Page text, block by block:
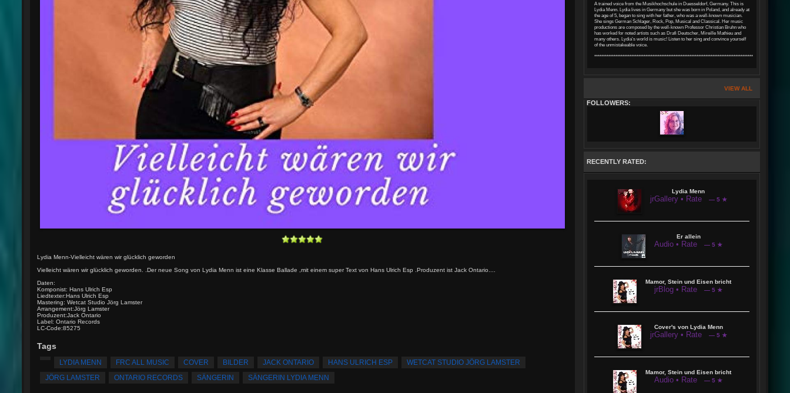
Lydia Menn-Vielleicht wären wir glücklich geworden
Vielleicht wären wir glücklich geworden. .Der neue Song von Lydia Menn ist eine Klasse Ballade ,mit einem super Text von Hans Ulrich Esp .Produzent ist Jack Ontario....
Daten:
Komponist: Hans Ulrich Esp
Liedtexter:Hans Ulrich Esp
Mastering: Wetcat Studio Jörg Lamster
Arrangement:Jörg Lamster
Produzent:Jack Ontario
Label: Ontario Records
LC-Code:85275
Tags
LYDIA MENN FRC ALL MUSIC COVER BILDER JACK ONTARIO HANS ULRICH ESP
WETCAT STUDIO JÖRG LAMSTER
JÖRG LAMSTER
ONTARIO RECORDS SÄNGERIN SÄNGERIN LYDIA MENN
A trained voice from the Musikhochschule in Duesseldorf, Germany. This is
Lydia Menn. Lydia lives in Germany but she was born in Poland, and already at
the age of 5, began to sing with her father, who was a well-known musician.
She sings German Schlager, Rock, Pop, Musical and Classical. Her music
productions are composed by the well-known Professor Christian Bruhn who
has worked for noted artists such as Drafi Deutscher, Mireille Mathieu and
many others. Lydia’s world is music! Listen to her sing and convince yourself
of the unmistakeable voice.
****************************************************************************************************
VIEW ALL
FOLLOWERS:
RECENTLY RATED:
Lydia Menn
jrGallery • Rate — 5 ★
Er allein
Audio • Rate — 5 ★
Mamor, Stein und Eisen bricht
jrBlog • Rate — 5 ★
Cover's von Lydia Menn
jrGallery • Rate — 5 ★
Mamor, Stein und Eisen bricht
Audio • Rate — 5 ★